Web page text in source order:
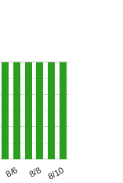
8/6 8/8 8/10